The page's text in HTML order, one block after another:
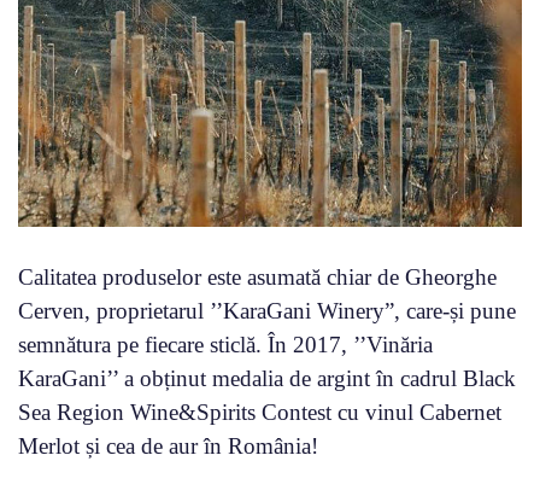
Calitatea produselor este asumată chiar de Gheorghe
Cerven, proprietarul ’’KaraGani Winery”, care-și pune
semnătura pe fiecare sticlă. În 2017, ’’Vinăria
KaraGani’’ a obținut medalia de argint în cadrul Black
Sea Region Wine&Spirits Contest cu vinul Cabernet
Merlot și cea de aur în România!